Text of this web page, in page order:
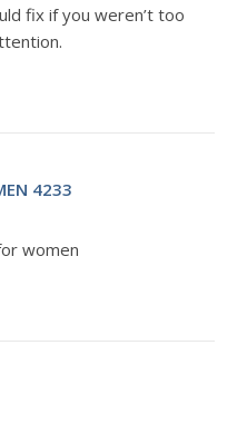
fix if you weren’t too
4233
women